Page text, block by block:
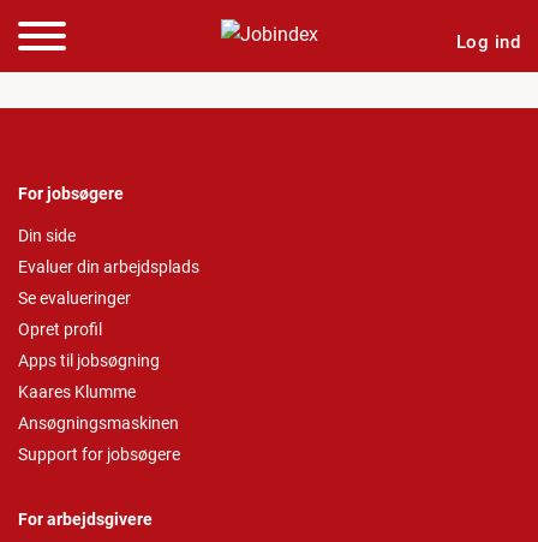
Log ind
For jobsøgere
Din side
Evaluer din arbejdsplads
Se evalueringer
Opret profil
Apps til jobsøgning
Kaares Klumme
Ansøgningsmaskinen
Support for jobsøgere
For arbejdsgivere